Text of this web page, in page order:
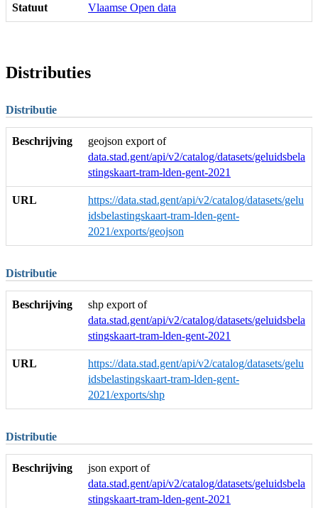
Statuut Vlaamse Open data
Distributies
Distributie
Beschrijving
geojson export of
data.stad.gent/api/v2/catalog/datasets/geluidsbela
stingskaart-tram-lden-gent-2021
URL
https://data.stad.gent/api/v2/catalog/datasets/gelu
idsbelastingskaart-tram-lden-gent-
2021/exports/geojson
Distributie
Beschrijving
shp export of
data.stad.gent/api/v2/catalog/datasets/geluidsbela
stingskaart-tram-lden-gent-2021
URL
https://data.stad.gent/api/v2/catalog/datasets/gelu
idsbelastingskaart-tram-lden-gent-
2021/exports/shp
Distributie
Beschrijving
json export of
data.stad.gent/api/v2/catalog/datasets/geluidsbela
stingskaart-tram-lden-gent-2021